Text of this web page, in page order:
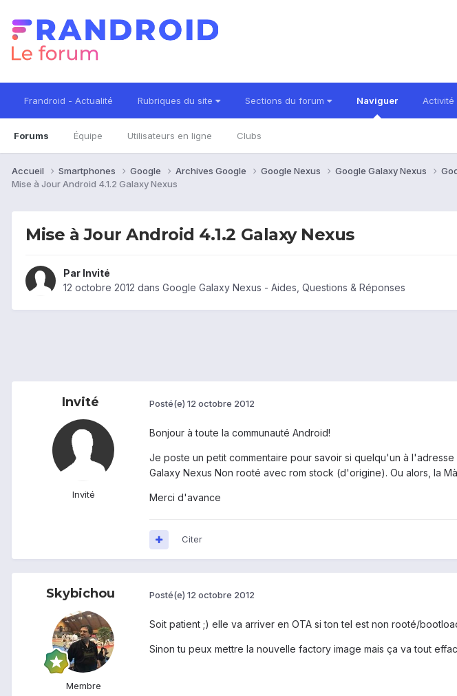
Frandroid - Actualité Rubriques du site Sections du forum Naviguer
Forums Équipe Utilisateurs en ligne Clubs
Activité
Accueil Smartphones Google Archives Google Google Nexus Google Galaxy Nexus
Mise à Jour Android 4.1.2 Galaxy Nexus
Mise à Jour Android 4.1.2 Galaxy Nexus
Par Invité
12 octobre 2012 dans Google Galaxy Nexus - Aides, Questions & Réponses
Invité
Invité
Posté(e) 12 octobre 2012
Bonjour à toute la communauté Android!
Je poste un petit commentaire pour savoir si quelqu'un à l'adresse
Galaxy Nexus Non rooté avec rom stock (d'origine). Ou alors, la
Merci d'avance
Citer
Skybichou
Membre
Posté(e) 12 octobre 2012
Soit patient ;) elle va arriver en OTA si ton tel est non rooté/
Sinon tu peux mettre la nouvelle factory image mais ça va tout